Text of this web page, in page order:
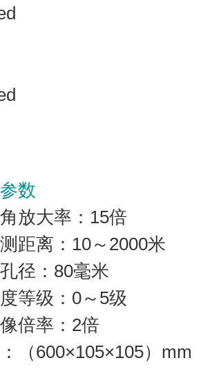
数
放大率：15倍
距离：10～2000米
径：80毫米
等级：0～5级
倍率：2倍
（600×105×105）mm